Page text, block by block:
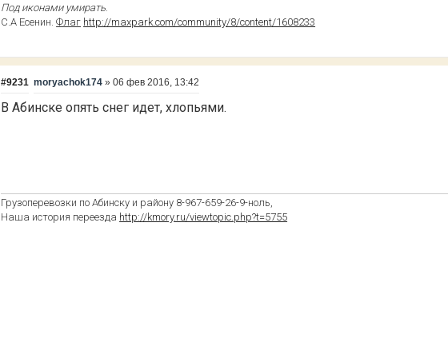
Под иконами умирать
С.А Есенин.Флаг http://maxpark.com/community/8/content/1608233
#9231 moryachok174 »06 фев 2016, 13:42
В Абинске опять снег идет, хлопьями.
Грузоперевозки по Абинску и району 8-967-659-26-9-ноль,
Наша история переезда http://kmory.ru/viewtopic.php?t=5755